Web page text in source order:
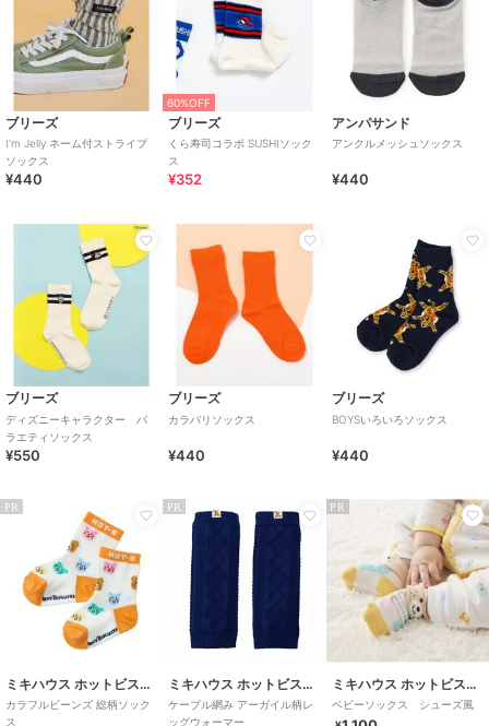
ブリーズ
I’m Jelly ネーム付ストライプ
ソックス
¥440
60%OFF
ブリーズ
くら寿司コラボ SUSHIソック
ス
¥352
アンパサンド
アンクルメッシュソックス
¥440
ブリーズ
ディズニーキャラクター バ
ラエティソックス
¥550
ブリーズ
カラバリソックス
¥440
ブリーズ
BOYSいろいろソックス
¥440
PR
ミキハウス ホットビスケッツ
カラフルビーンズ 総柄ソック
ス
PR
ミキハウス ホットビスケッツ
ケーブル網み アーガイル柄レ
ッグウォーマー
PR
ミキハウス ホットビスケッツ
ベビーソックス シューズ風